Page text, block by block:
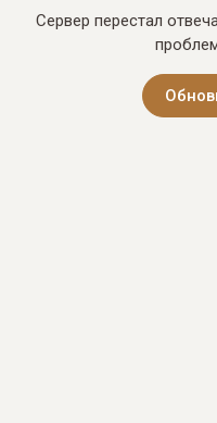
Сервер перестал